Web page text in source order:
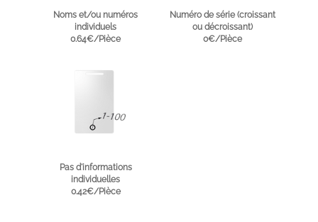
Noms et/ou numéros
individuels
0.64€/Pièce
Numéro de série (croissant
ou décroissant)
0€/Pièce
Pas d'informations
individuelles
0.42€/Pièce